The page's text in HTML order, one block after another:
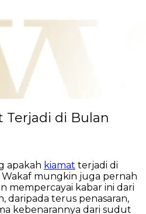
Terjadi di Bulan
apakah kiamat terjadi di
Wakaf mungkin juga pernah
mempercayai kabar ini dari
daripada terus penasaran,
kebenarannya dari sudut